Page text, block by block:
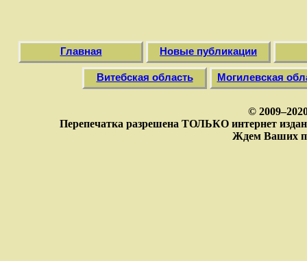
Главная Новые публикации
Витебская область Могилевская
©
Перепечатка разрешена ТОЛЬКО интернет
Ждем Ваших